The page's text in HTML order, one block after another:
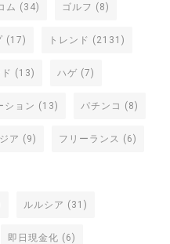
ム (34) ゴルフ (8)
(17) トレンド (2131)
(13) ハゲ (7)
ョン (13) パチンコ (8)
ア (9) フリーランス (6)
ルルシア (31)
即日現金化 (6)